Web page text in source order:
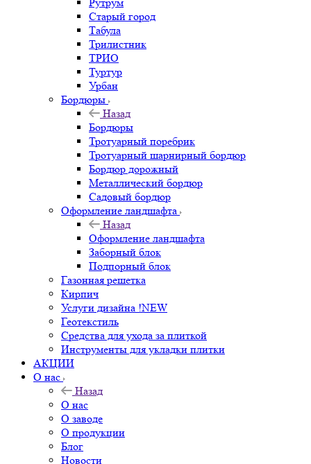
Старый город
Табула
Трилистник
ТРИО
Туртур
Урбан
Бордюры
Назад
Бордюры
Тротуарный поребрик
Тротуарный шарнирный бордюр
Бордюр дорожный
Металлический бордюр
Садовый бордюр
Оформление ландшафта
Назад
Оформление ландшафта
Заборный блок
Подпорный блок
Газонная решетка
Кирпич
Услуги дизайна !NEW
Геотекстиль
Средства для ухода за плиткой
Инструменты для укладки плитки
АКЦИИ
О нас
Назад
О нас
О заводе
О продукции
Блог
Новости